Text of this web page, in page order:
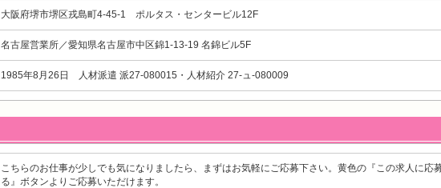
大阪府堺市堺区戎島町4-45-1 ポルタス・センタービル12F
名古屋営業所／愛知県名古屋市中区錦1-13-19 名錦ビル5F
1985年8月26日 人材派遣 派27-080015・人材紹介 27-ュ-080009
こちらのお仕事が少しでも気になりましたら、まずはお気軽にご応募下さい。黄色の『この求人に応
る』ボタンよりご応募いただけます。